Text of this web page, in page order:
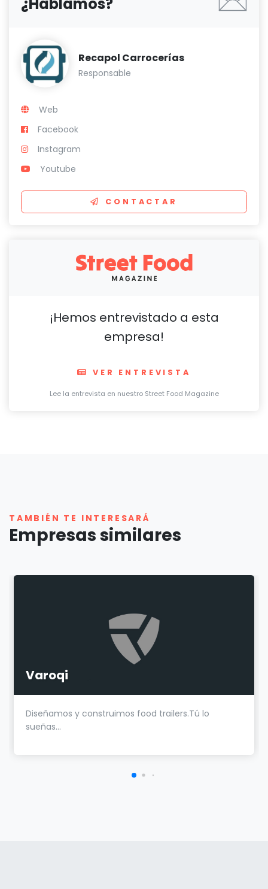
Recapol Carrocerías
Responsable
Web
Facebook
Instagram
Youtube
CONTACTAR
¡Hemos entrevistado a esta
empresa!
VER ENTREVISTA
Lee la entrevista en nuestro Street Food Magazine
TAMBIÉN TE INTERESARÁ
Empresas similares
Varoqi
Diseñamos y construimos food trailers.Tú lo
sueñas...